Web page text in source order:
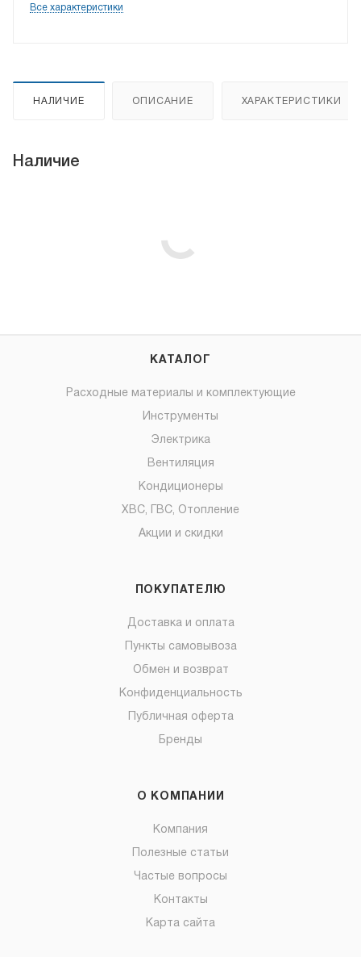
Все характеристики
НАЛИЧИЕ ОПИСАНИЕ ХАРАКТЕРИСТИКИ
Наличие
КАТАЛОГ
Расходные материалы и комплектующие
Инструменты
Электрика
Вентиляция
Кондиционеры
ХВС, ГВС, Отопление
Акции и скидки
ПОКУПАТЕЛЮ
Доставка и оплата
Пункты самовывоза
Обмен и возврат
Конфиденциальность
Публичная оферта
Бренды
О КОМПАНИИ
Компания
Полезные статьи
Частые вопросы
Контакты
Карта сайта